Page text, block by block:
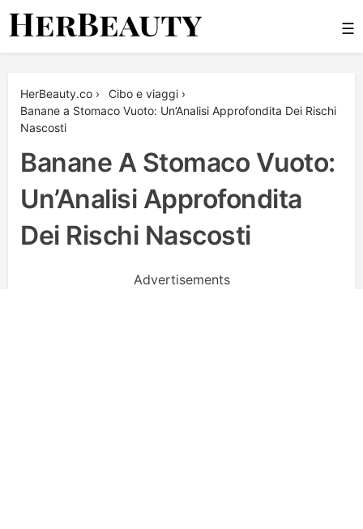
Skip
☰
HerBeauty.co › Cibo e viaggi ›
Banane a Stomaco Vuoto: Un’Analisi Approfondita Dei Rischi
Nascosti
Banane A Stomaco Vuoto:
Un’Analisi Approfondita
Dei Rischi Nascosti
Advertisements